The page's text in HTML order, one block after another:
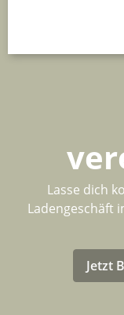
Lasse dich
Ladengeschäft
Jetzt